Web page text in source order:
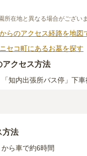
在地と異なる場合がございま
らのアクセス経路を地図
ニセコ町にあるお墓を探す
アクセス方法
「知内出張所バス停」下
方法
から車で約6時間